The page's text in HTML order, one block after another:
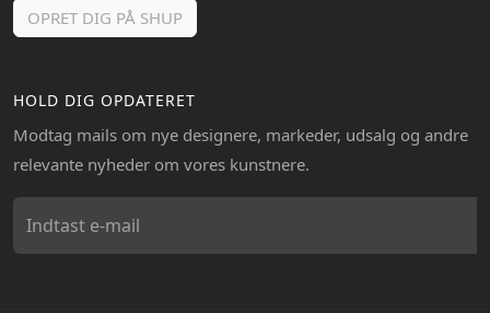
OPRET DIG PÅ SHUP
HOLD DIG OPDATERET
Modtag mails om nye designere, markeder, udsalg og andre
relevante nyheder om vores kunstnere.